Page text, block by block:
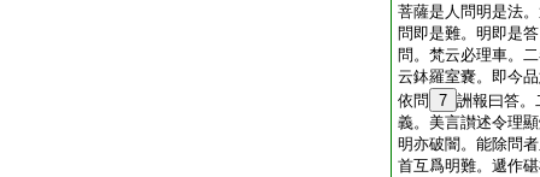
菩薩是人問明是法
問即是難。明即是
問。梵云必理車。
云鉢羅室嚢。即今
依問 7 詶報曰答。
義。美言讃述令理
明亦破闇。能除問
首互爲明難。遞作